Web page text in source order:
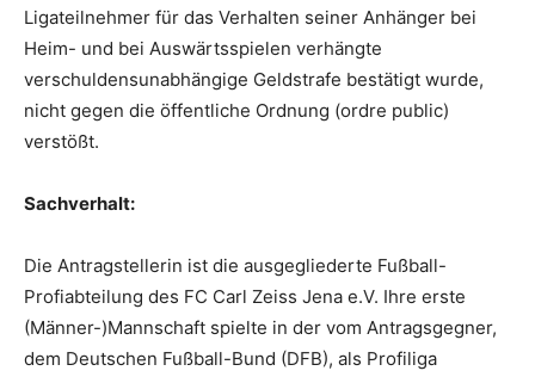
Ligateilnehmer für das Verhalten seiner Anhänger bei
Heim- und bei Auswärtsspielen verhängte
verschuldensunabhängige Geldstrafe bestätigt wurde,
nicht gegen die öffentliche Ordnung (ordre public)
verstößt.
Sachverhalt:
Die Antragstellerin ist die ausgegliederte Fußball-
Profiabteilung des FC Carl Zeiss Jena e.V. Ihre erste
(Männer-)Mannschaft spielte in der vom Antragsgegner,
dem Deutschen Fußball-Bund (DFB), als Profiliga